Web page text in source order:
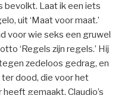
bevolkt. Laat ik een iets
uit ‘Maat voor maat.’
voor wie seks een gruwel
‘Regels zijn regels.’ Hij
zedeloos gedrag, en
dood, die voor het
gemaakt. Claudio’s